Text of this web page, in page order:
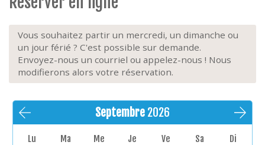
Vous souhaitez partir un mercredi, un dimanche ou
un jour férié ? C'est possible sur demande.
Envoyez-nous un courriel ou appelez-nous ! Nous
modifierons alors votre réservation.
Septembre 2026
Lu Ma Me Je Ve Sa Di